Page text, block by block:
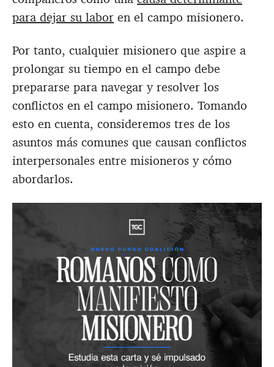
para dejar su labor en el campo misionero.
Por tanto, cualquier misionero que aspire a
prolongar su tiempo en el campo debe
prepararse para navegar y resolver los
conflictos en el campo misionero. Tomando
esto en cuenta, consideremos tres de los
asuntos más comunes que causan conflictos
interpersonales entre misioneros y cómo
abordarlos.